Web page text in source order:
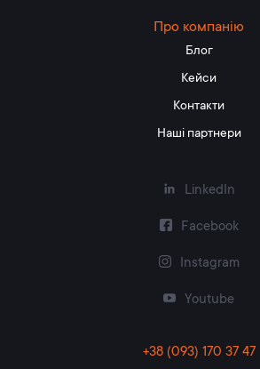
Про компанію
Блог
Кейси
Контакти
Наші партнери
LinkedIn
Facebook
Instagram
Youtube
+38 (093) 170 37 47